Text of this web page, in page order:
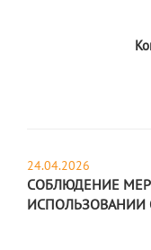
24.04.2026
СОБЛЮДЕНИЕ
ИСПОЛЬЗОВАНИИ